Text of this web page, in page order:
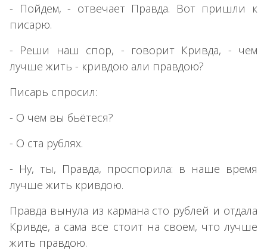
- Пойдем, - отвечает Правда. Вот пришли к
писарю.
- Реши наш спор, - говорит Кривда, - чем
лучше жить - кривдою али правдою?
Писарь спросил:
- О чем вы бьётеся?
- О ста рублях.
- Ну, ты, Правда, проспорила: в наше время
лучше жить кривдою.
Правда вынула из кармана сто рублей и отдала
Кривде, а сама все стоит на своем, что лучше
жить правдою.